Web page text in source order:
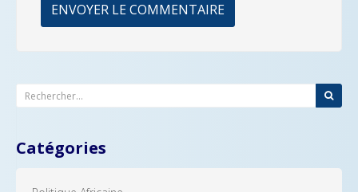
ENVOYER LE COMMENTAIRE
Catégories